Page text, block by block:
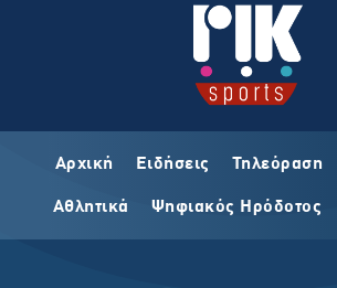
Αρχική Ειδήσεις Τηλεόραση
Αθλητικά Ψηφιακός Ηρόδοτος